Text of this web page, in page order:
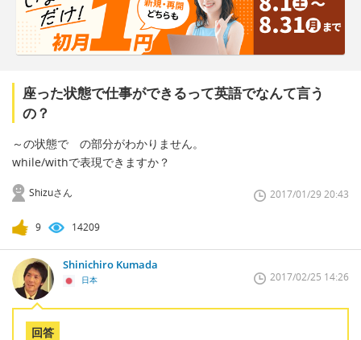
座った状態で仕事ができるって英語でなんて言う
の？
～の状態で の部分がわかりません。
while/withで表現できますか？
Shizuさん 2017/01/29 20:43
9 14209
Shinichiro Kumada
日本 2017/02/25 14:26
回答